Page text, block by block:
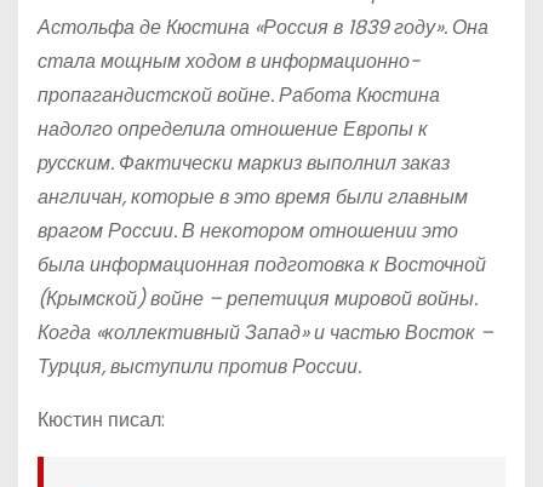
Астольфа де Кюстина «Россия в 1839 году». Она
стала мощным ходом в информационно-
пропагандистской войне. Работа Кюстина
надолго определила отношение Европы к
русским. Фактически маркиз выполнил заказ
англичан, которые в это время были главным
врагом России. В некотором отношении это
была информационная подготовка к Восточной
(Крымской) войне – репетиция мировой войны.
Когда «коллективный Запад» и частью Восток –
Турция, выступили против России.
Кюстин писал: